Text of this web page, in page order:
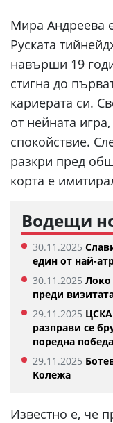
Мира Андреева
Руската
навърши 19
стигна до
кариерата си.
от нейната
спокойствие.
разкри пред
корта е
Водещи
30.11.2025
един от най-
30.11.2025 Локо
преди
29.11.2025
разправи се
поредна победа
29.11.2025
Колежа
Известно е, че